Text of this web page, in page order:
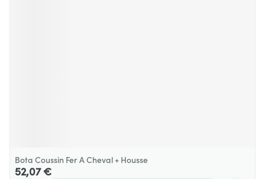
Bota Coussin Fer A Cheval + Housse
52,07 €